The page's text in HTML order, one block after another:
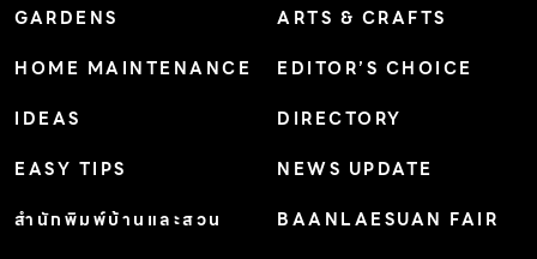
ปรากฏว่ามีคนที่สนใจมาใช้บริการเป็นจำนวนมากทำให้ร้าน
เดิมมีขนาดเล็กจนเกินไป เมื่อเปิดบริการแล้วปรากฎว่าที่นั่งไม่
คุณวิทย์จึงไม่ทำอาคารเล็กเพิ่มอีกหลังเพราะถ้าหากไม่พอนั่งก็
ต้องขยายไปอีกหลังเรื่อยๆ อีกทั้งอาคารหลังใหญ่ยังใช้จัดอีเว้
GARDENS
HOME MAINTENANCE
IDEAS
EASY TIPS
สำนักพิมพ์บ้านและสวน
ARTS & CRAFTS
EDITOR’S CHOICE
DIRECTORY
NEWS UPDATE
BAANLAESUAN FAIR